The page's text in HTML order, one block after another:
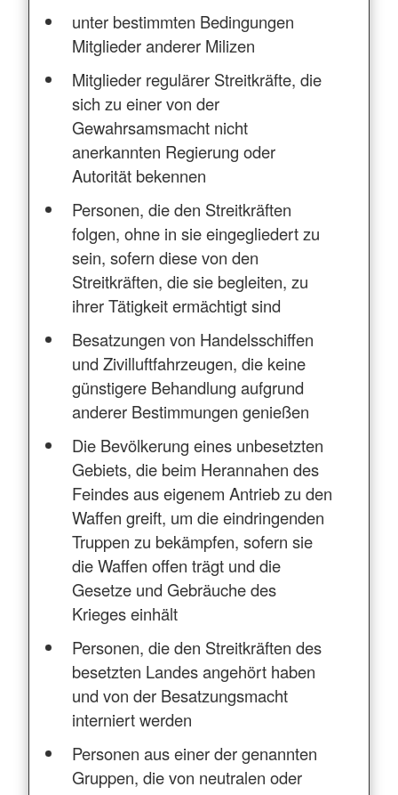
unter bestimmten Bedingungen
Mitglieder anderer Milizen
Mitglieder regulärer Streitkräfte, die
sich zu einer von der
Gewahrsamsmacht nicht
anerkannten Regierung oder
Autorität bekennen
Personen, die den Streitkräften
folgen, ohne in sie eingegliedert zu
sein, sofern diese von den
Streitkräften, die sie begleiten, zu
ihrer Tätigkeit ermächtigt sind
Besatzungen von Handelsschiffen
und Zivilluftfahrzeugen, die keine
günstigere Behandlung aufgrund
anderer Bestimmungen genießen
Die Bevölkerung eines unbesetzten
Gebiets, die beim Herannahen des
Feindes aus eigenem Antrieb zu den
Waffen greift, um die eindringenden
Truppen zu bekämpfen, sofern sie
die Waffen offen trägt und die
Gesetze und Gebräuche des
Krieges einhält
Personen, die den Streitkräften des
besetzten Landes angehört haben
und von der Besatzungsmacht
interniert werden
Personen aus einer der genannten
Gruppen, die von neutralen oder